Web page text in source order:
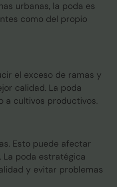
urbanas, la poda es
como del propio
el exceso de ramas y
calidad. La poda
a cultivos productivos.
Esto puede afectar
La poda estratégica
y evitar problemas